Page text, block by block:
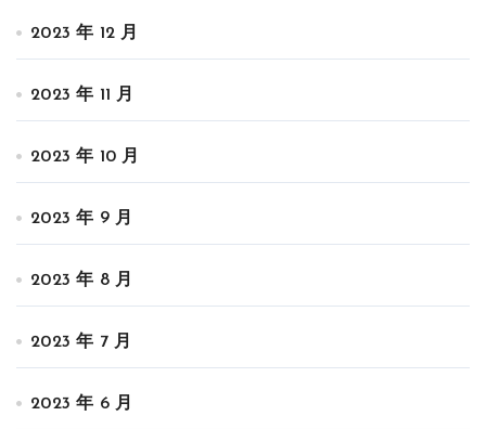
2023 年 12 月
2023 年 11 月
2023 年 10 月
2023 年 9 月
2023 年 8 月
2023 年 7 月
2023 年 6 月